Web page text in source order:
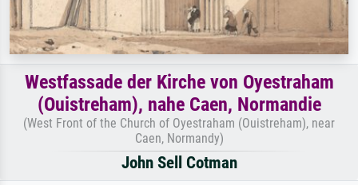
Westfassade der Kirche von Oyestraham
(Ouistreham), nahe Caen, Normandie
(West Front of the Church of Oyestraham (Ouistreham), near
Caen, Normandy)
John Sell Cotman